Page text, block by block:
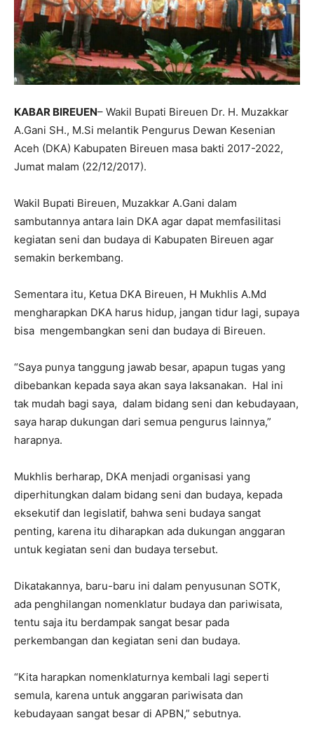
KABAR BIREUEN– Wakil Bupati Bireuen Dr. H. Muzakkar
A.Gani SH., M.Si melantik Pengurus Dewan Kesenian
Aceh (DKA) Kabupaten Bireuen masa bakti 2017-2022,
Jumat malam (22/12/2017).
Wakil Bupati Bireuen, Muzakkar A.Gani dalam
sambutannya antara lain DKA agar dapat memfasilitasi
kegiatan seni dan budaya di Kabupaten Bireuen agar
semakin berkembang.
Sementara itu, Ketua DKA Bireuen, H Mukhlis A.Md
mengharapkan DKA harus hidup, jangan tidur lagi, supaya
bisa mengembangkan seni dan budaya di Bireuen.
“Saya punya tanggung jawab besar, apapun tugas yang
dibebankan kepada saya akan saya laksanakan. Hal ini
tak mudah bagi saya, dalam bidang seni dan kebudayaan,
saya harap dukungan dari semua pengurus lainnya,”
harapnya.
Mukhlis berharap, DKA menjadi organisasi yang
diperhitungkan dalam bidang seni dan budaya, kepada
eksekutif dan legislatif, bahwa seni budaya sangat
penting, karena itu diharapkan ada dukungan anggaran
untuk kegiatan seni dan budaya tersebut.
Dikatakannya, baru-baru ini dalam penyusunan SOTK,
ada penghilangan nomenklatur budaya dan pariwisata,
tentu saja itu berdampak sangat besar pada
perkembangan dan kegiatan seni dan budaya.
“Kita harapkan nomenklaturnya kembali lagi seperti
semula, karena untuk anggaran pariwisata dan
kebudayaan sangat besar di APBN,” sebutnya.